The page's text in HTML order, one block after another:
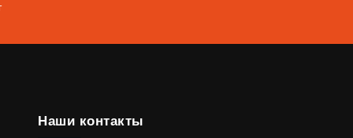
Наши контакты